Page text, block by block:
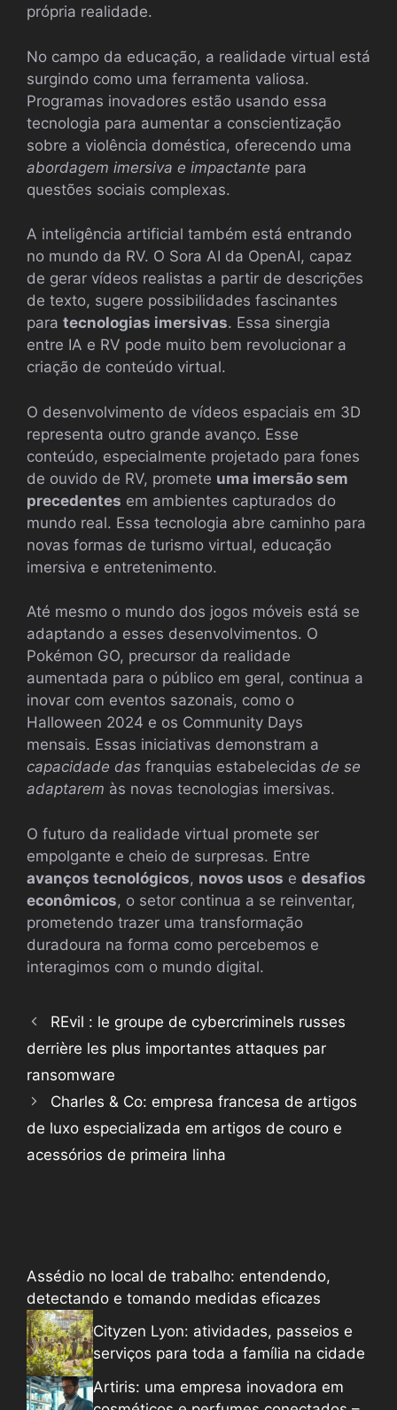
própria realidade.
No campo da educação, a realidade virtual está
surgindo como uma ferramenta valiosa.
Programas inovadores estão usando essa
tecnologia para aumentar a conscientização
sobre a violência doméstica, oferecendo uma
abordagem imersiva e impactante para
questões sociais complexas.
A inteligência artificial também está entrando
no mundo da RV. O Sora AI da OpenAI, capaz
de gerar vídeos realistas a partir de descrições
de texto, sugere possibilidades fascinantes
para tecnologias imersivas. Essa sinergia
entre IA e RV pode muito bem revolucionar a
criação de conteúdo virtual.
O desenvolvimento de vídeos espaciais em 3D
representa outro grande avanço. Esse
conteúdo, especialmente projetado para fones
de ouvido de RV, promete uma imersão sem
precedentes em ambientes capturados do
mundo real. Essa tecnologia abre caminho para
novas formas de turismo virtual, educação
imersiva e entretenimento.
Até mesmo o mundo dos jogos móveis está se
adaptando a esses desenvolvimentos. O
Pokémon GO, precursor da realidade
aumentada para o público em geral, continua a
inovar com eventos sazonais, como o
Halloween 2024 e os Community Days
mensais. Essas iniciativas demonstram a
capacidade das franquias estabelecidas de se
adaptarem às novas tecnologias imersivas.
O futuro da realidade virtual promete ser
empolgante e cheio de surpresas. Entre
avanços tecnológicos, novos usos e desafios
econômicos, o setor continua a se reinventar,
prometendo trazer uma transformação
duradoura na forma como percebemos e
interagimos com o mundo digital.
REvil : le groupe de cybercriminels russes
derrière les plus importantes attaques par
ransomware
Charles & Co: empresa francesa de artigos
de luxo especializada em artigos de couro e
acessórios de primeira linha
Assédio no local de trabalho: entendendo,
detectando e tomando medidas eficazes
Cityzen Lyon: atividades, passeios e
serviços para toda a família na cidade
Artiris: uma empresa inovadora em